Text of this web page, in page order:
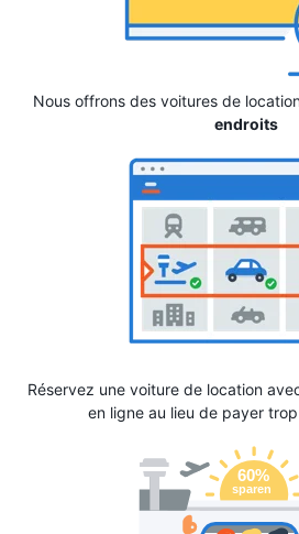
Nous offrons des voitures de
endroits
Réservez une voiture de location
en ligne au lieu de payer